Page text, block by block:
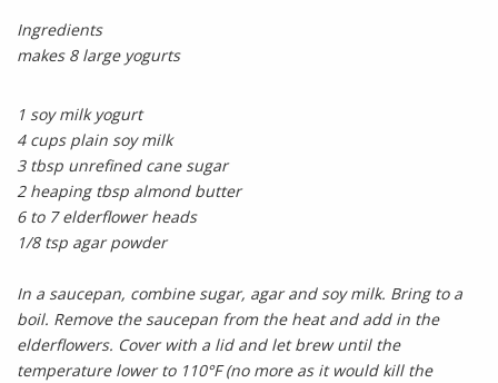
Ingredients
makes 8 large yogurts
1 soy milk yogurt
4 cups plain soy milk
3 tbsp unrefined cane sugar
2 heaping tbsp almond butter
6 to 7 elderflower heads
1/8 tsp agar powder
In a saucepan, combine sugar, agar and soy milk. Bring to a
boil. Remove the saucepan from the heat and add in the
elderflowers. Cover with a lid and let brew until the
temperature lower to 110°F (no more as it would kill the